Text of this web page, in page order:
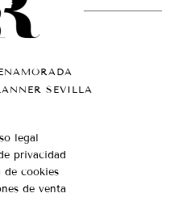
SEVILLA
legal
privacidad
de cookies
de venta